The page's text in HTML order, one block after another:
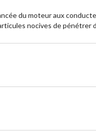
du moteur aux
nocives de